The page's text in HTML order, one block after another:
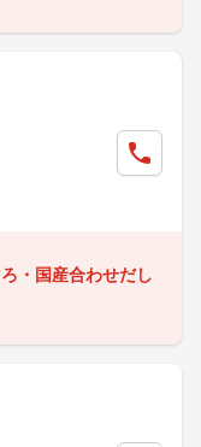
・国産合わせだし